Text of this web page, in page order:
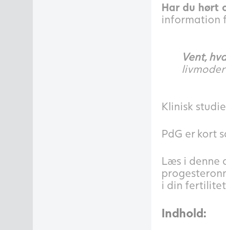
Har du hørt
information
Vent,
Klinisk
PdG er kort
Læs i denne
i din
Indhold: